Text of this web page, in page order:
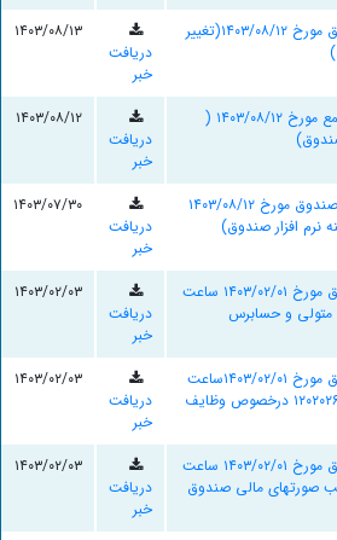
تصمیمات مجمع صندوق مورخ ۱۴۰۳/۰۸/۱۲(تغییر
دریافت
خبر
۱۴۰۳/۰۸/۱۳
اسامی حاضرین در مجمع مورخ ۱۴۰۳/۰۸/۱۲ (
دریافت
خبر
۱۴۰۳/۰۸/۱۲
آگهی دعوت به مجمع صندوق مورخ ۱۴۰۳/۰۸/۱۲
دریافت
خبر
۱۴۰۳/۰۷/۳۰
تصمیمات مجمع صندوق مورخ ۱۴۰۳/۰۲/۰۱ ساعت
متولی و حسابرس
دریافت
خبر
۱۴۰۳/۰۲/۰۳
تصمیمات مجمع صندوق مورخ ۱۴۰۳/۰۲/۰۱ساعت
۱۰:۰۰(تصویب ابلاغیه ۱۲۰۲۰۲۶۰ درخصوص وظایف
دریافت
خبر
۱۴۰۳/۰۲/۰۳
تصمیمات مجمع صندوق مورخ ۱۴۰۳/۰۲/۰۱ ساعت
دریافت
خبر
۱۴۰۳/۰۲/۰۳